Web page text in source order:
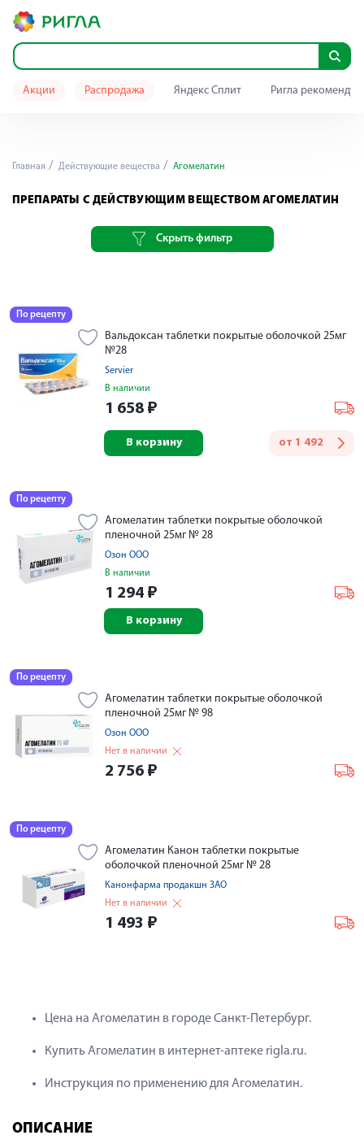
Акции Распродажа Яндекс Сплит Ригла
Главная Действующие вещества Агомелатин
ПРЕПАРАТЫ С ДЕЙСТВУЮЩИМ ВЕЩЕСТВОМ АГОМЕЛАТИН
Скрыть фильтр
По рецепту
Вальдоксан таблетки покрытые оболочкой 25мг
№28
Servier
В наличии
1 658 ₽
от 1 492
В корзину
По рецепту
Агомелатин таблетки покрытые оболочкой
пленочной 25мг № 28
Озон ООО
В наличии
1 294 ₽
В корзину
По рецепту
Агомелатин таблетки покрытые оболочкой
пленочной 25мг № 98
Озон ООО
Нет в наличии
2 756 ₽
По рецепту
Агомелатин Канон таблетки покрытые
оболочкой пленочной 25мг № 28
Канонфарма продакшн ЗАО
Нет в наличии
1 493 ₽
Цена на Агомелатин в городе Санкт-Петербург.
Купить Агомелатин в интернет-аптеке rigla.ru.
Инструкция по применению для Агомелатин.
ОПИСАНИЕ